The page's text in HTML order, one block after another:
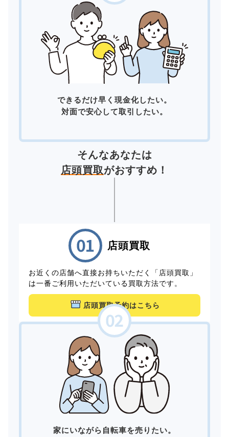
できるだけ早く現金化したい。
対面で安心して取引したい。
そんなあなたは
店頭買取がおすすめ！
店頭買取
お近くの店舗へ直接お持ちいただく「店頭買取」
は一番ご利用いただいている買取方法です。
店頭買取予約はこちら
家にいながら自転車を売りたい。